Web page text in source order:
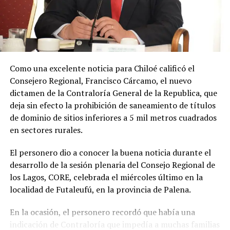
avanzando en una necesidad escolar que es evidente
y hoy he podido concretar el principal enlace con el
Ministerio de Educación.»
Soto Díaz también destacó su continuo apoyo a la
comunidad:«En paralelo, he estado acompañando a
la comunidad en lo que fue su presentación al
concejo municipal, donde ya evaluamos aportar a
este sueño con la futura compra de un terreno que
permita el crecimiento de la escuela y así poder
albergar la enseñanza media que todos anhelamos.»
«Es un orgullo aportar al sueño educativo de esta
comunidad. Desde su equipo profesional han hecho
invaluables aportes a nuestra identidad. Son un
grupo fantástico, con grandes liderazgos que hoy son
nuestro país,»concluyó.
Como una excelente noticia para Chiloé calificó el
Consejero Regional, Francisco Cárcamo, el nuevo
dictamen de la Contraloría General de la Republica, que
deja sin efecto la prohibición de saneamiento de títulos
de dominio de sitios inferiores a 5 mil metros cuadrados
en sectores rurales.
El personero dio a conocer la buena noticia durante el
desarrollo de la sesión plenaria del Consejo Regional de
los Lagos, CORE, celebrada el miércoles último en la
localidad de Futaleufú, en la provincia de Palena.
En la ocasión, el personero recordó que había una
indicación de Contraloría que impedía a muchas familias